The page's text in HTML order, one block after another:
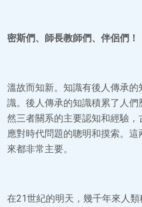
密斯們、師長教師們、伴侶們！
溫故而知新。知識有後人傳承
識。後人傳承的知識積累了人
然三者關系的主要認知和經驗
應對時代問題的聰明和摸索。
來都非常主要。
在21世紀的明天，幾千年來人